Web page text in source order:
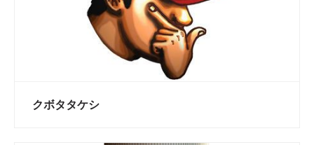
クボタタケシ